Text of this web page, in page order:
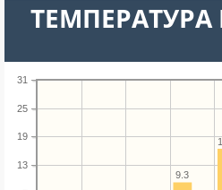
13
19
25
31
9.3